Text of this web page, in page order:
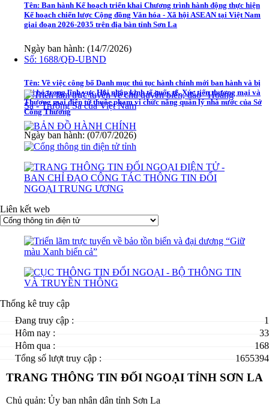
Tên: Ban hành Kế hoạch triển khai Chương trình hành động thực hiện
Kế hoạch chiến lược Cộng đồng Văn hóa - Xã hội ASEAN tại Việt Nam
giai đoạn 2026-2035 trên địa bàn tỉnh Sơn La
Ngày ban hành: (14/7/2026)
Số: 1688/QĐ-UBND
Tên: Về việc công bố Danh mục thủ tục hành chính mới ban hành và bị
bãi bỏ trong lĩnh vực Hội nhập kinh tế quốc tế, Xúc tiến thương mại và
Thương mại điện tử thuộc phạm vi chức năng quản lý nhà nước của Sở
Công Thương
Ngày ban hành: (07/07/2026)
Liên kết web
Thống kê truy cập
Đang truy cập :
1
Hôm nay :
33
Hôm qua :
168
Tổng số lượt truy cập :
1655394
TRANG THÔNG TIN ĐỐI NGOẠI TỈNH SƠN LA
Chủ quản: Ủy ban nhân dân tỉnh Sơn La